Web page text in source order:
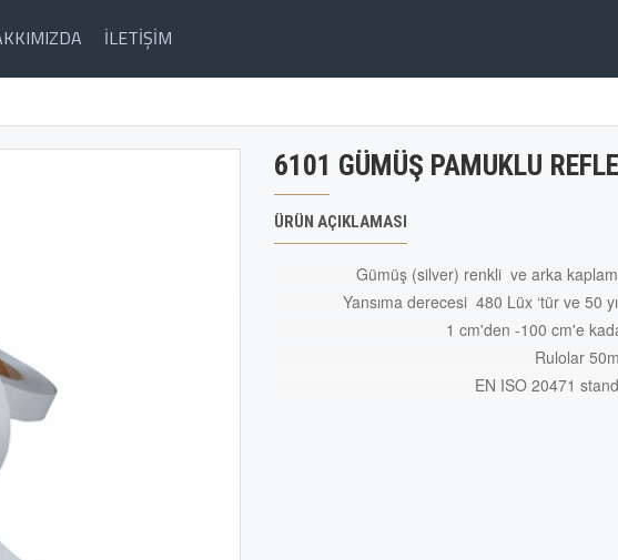
İLETIŞIM
6101 GÜMÜŞ PAMUKLU
ÜRÜN AÇIKLAMASI
Gümüş (silver) renkli ve arka
Yansıma derecesi 480 Lüx ‘tür ve 50
1 cm'den -100 cm'e
Rulolar 50m
EN ISO 20471